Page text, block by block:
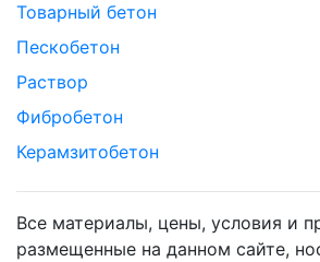
Товарный бетон
Пескобетон
Раствор
Фибробетон
Керамзитобетон
Все материалы, цены, условия и
размещенные на данном сайте,